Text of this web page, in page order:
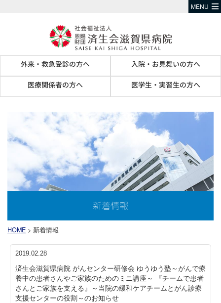
外来・救急受診の方へ 入院・お見舞いの方へ
医療関係者の方へ 医学生・実習生の方へ
MENU
新着情報
HOME > 新着情報
2019.02.28
済生会滋賀県病院 がんセンター研修会 ゆうゆう塾～がんで療
養中の患者さんやご家族のためのミニ講座～ 『チームで患者
さんとご家族を支える』～当院の緩和ケアチームとがん診療
支援センターの役割～のお知らせ